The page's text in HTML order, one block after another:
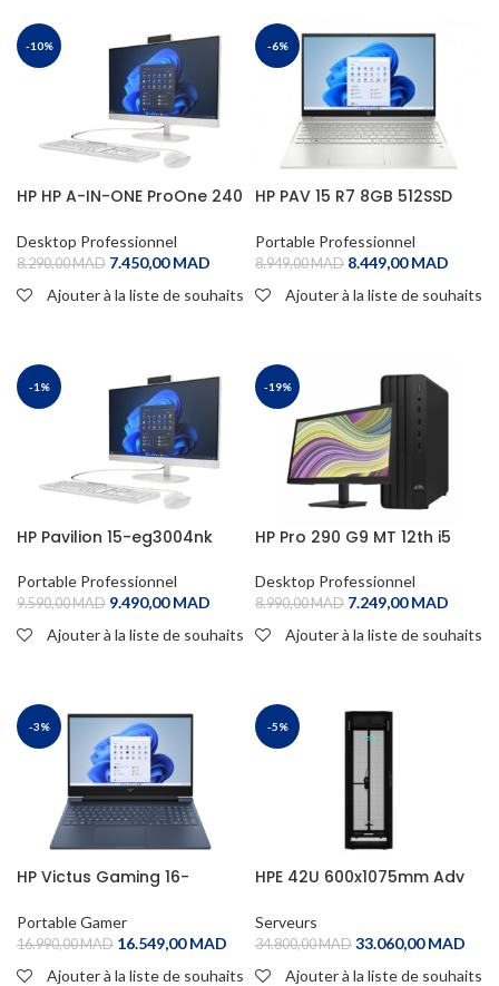
-10%
HP HP A-IN-ONE ProOne 240
Desktop Professionnel
8.290,00MAD 7.450,00MAD
Ajouter à la liste de souhaits
-6%
HP PAV 15 R7 8GB 512SSD
Portable Professionnel
8.949,00MAD 8.449,00MAD
Ajouter à la liste de souhaits
-1%
HP Pavilion 15-eg3004nk
Portable Professionnel
9.590,00MAD 9.490,00MAD
Ajouter à la liste de souhaits
-19%
HP Pro 290 G9 MT 12th i5
Desktop Professionnel
8.990,00MAD 7.249,00MAD
Ajouter à la liste de souhaits
-3%
HP Victus Gaming 16-
Portable Gamer
16.990,00MAD 16.549,00MAD
Ajouter à la liste de souhaits
-5%
HPE 42U 600x1075mm Adv
Serveurs
34.800,00MAD 33.060,00MAD
Ajouter à la liste de souhaits